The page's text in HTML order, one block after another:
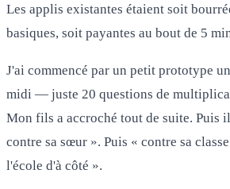
Les applis existantes étaient soit
basiques, soit payantes au bout de 5
J'ai commencé par un petit prototype
midi — juste 20 questions de
Mon fils a accroché tout de suite. Puis
contre sa sœur ». Puis « contre sa
l'école d'à côté ».